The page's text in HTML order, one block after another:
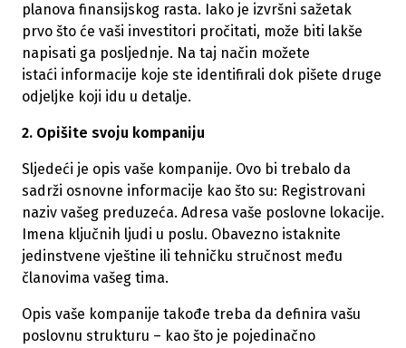
planova finansijskog rasta. Iako je izvršni sažetak
prvo što će vaši investitori pročitati, može biti lakše
napisati ga posljednje. Na taj način možete
istaći informacije koje ste identifirali dok pišete druge
odjeljke koji idu u detalje.
2. Opišite svoju kompaniju
Sljedeći je opis vaše kompanije. Ovo bi trebalo da
sadrži osnovne informacije kao što su: Registrovani
naziv vašeg preduzeća. Adresa vaše poslovne lokacije.
Imena ključnih ljudi u poslu. Obavezno istaknite
jedinstvene vještine ili tehničku stručnost među
članovima vašeg tima.
Opis vaše kompanije takođe treba da definira vašu
poslovnu strukturu – kao što je pojedinačno